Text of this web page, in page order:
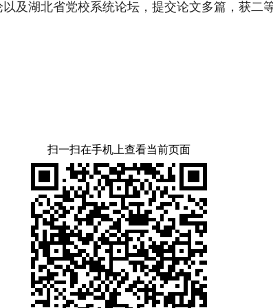
及湖北省党校系统论坛，提交论文多篇，获二
扫一扫在手机上查看当前页面